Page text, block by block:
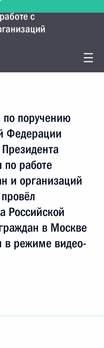
с
поручению
Федерации
работе
и организаций
Российской
в Москве
в режиме видео-